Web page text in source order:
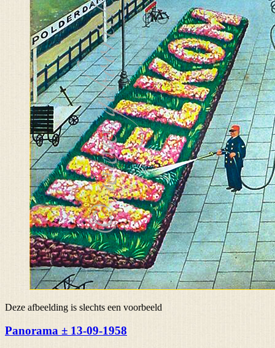
Deze afbeelding is slechts een voorbeeld
Panorama ± 13-09-1958